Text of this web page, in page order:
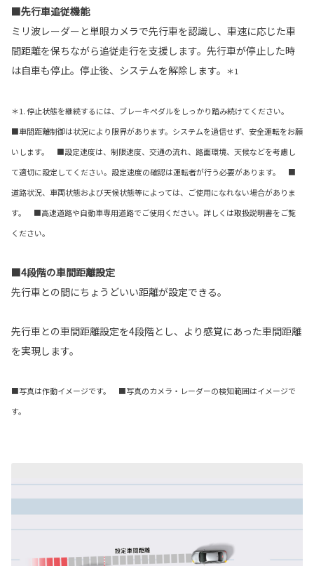
■先行車追従機能
ミリ波レーダーと単眼カメラで先行車を認識し、車速に応じた車
間距離を保ちながら追従走行を支援します。先行車が停止した時
は自車も停止。停止後、システムを解除します。
＊1
＊1. 停止状態を継続するには、ブレーキペダルをしっかり踏み続けてください。
■車間距離制御は状況により限界があります。システムを過信せず、安全運転をお願
いします。 ■設定速度は、制限速度、交通の流れ、路面環境、天候などを考慮し
て適切に設定してください。設定速度の確認は運転者が行う必要があります。 ■
道路状況、車両状態および天候状態等によっては、ご使用になれない場合がありま
す。 ■高速道路や自動車専用道路でご使用ください。詳しくは取扱説明書をご覧
ください。
■4段階の車間距離設定
先行車との間にちょうどいい距離が設定できる。
先行車との車間距離設定を4段階とし、より感覚にあった車間距離
を実現します。
■写真は作動イメージです。 ■写真のカメラ・レーダーの検知範囲はイメージで
す。